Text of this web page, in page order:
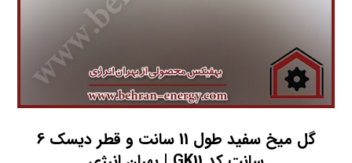
گل میخ سفید طول 11 سانت و قطر دیسک 6